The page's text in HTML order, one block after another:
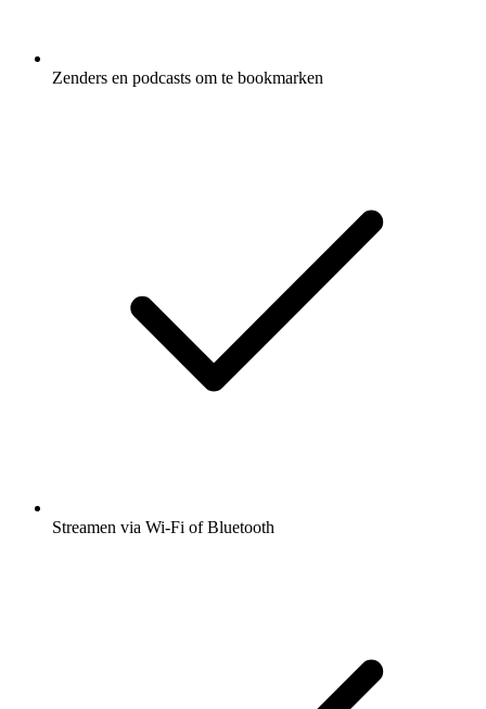
Zenders en podcasts om te bookmarken
Streamen via Wi-Fi of Bluetooth